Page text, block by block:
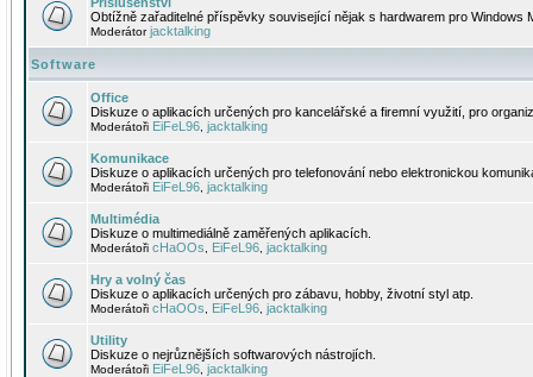
Obtížně zařaditelné příspěvky související nějak s hardwarem pro Windows
Moderátorjacktalking
Software
Office
Diskuze o aplikacích určených pro kancelářské a firemní využití, pro
Moderátoři EiFeL96 jacktalking
Komunikace
Diskuze o aplikacích určených pro telefonování nebo elektronickou
Moderátoři EiFeL96 jacktalking
Multimédia
Diskuze o multimediálně zaměřených aplikacích.
Moderátoři cHaOOs EiFeL96 jacktalking
Hry a volný čas
Diskuze o aplikacích určených pro zábavu, hobby, životní styl atp.
Moderátoři cHaOOs EiFeL96 jacktalking
Utility
Diskuze o nejrůznějších softwarových nástrojích.
Moderátoři EiFeL96 jacktalking